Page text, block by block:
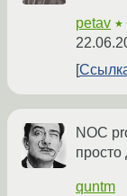
petav
NOC
просто
quntm